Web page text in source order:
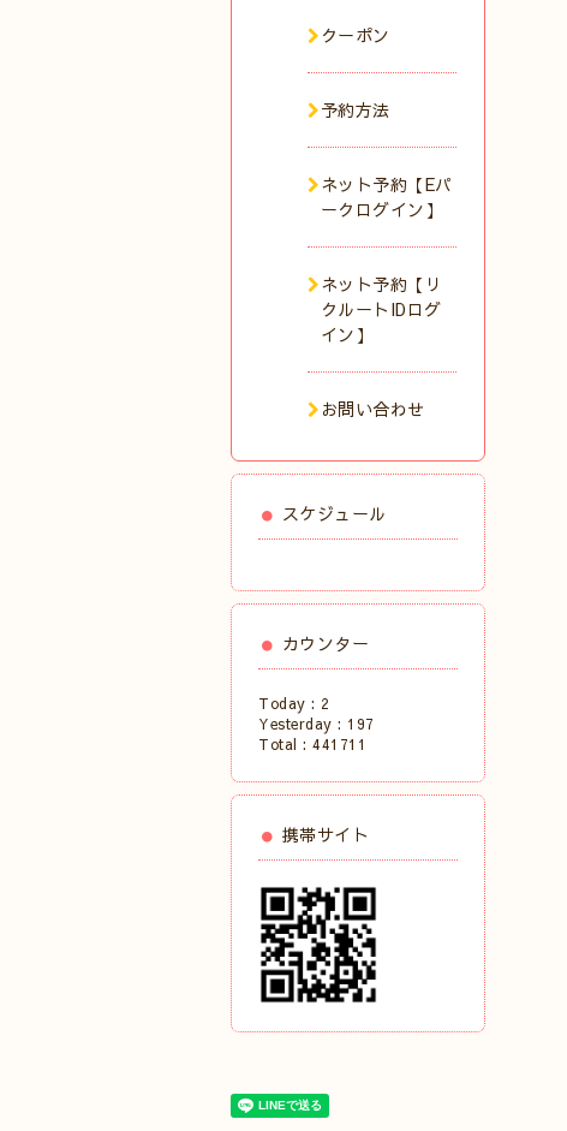
クーポン
予約方法
ネット予約【Eパ
ークログイン】
ネット予約【リ
クルートIDログ
イン】
お問い合わせ
スケジュール
カウンター
Today : 2
Yesterday : 197
Total : 441711
携帯サイト